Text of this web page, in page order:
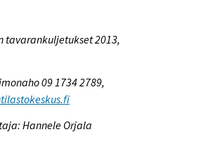
tavarankuljetukset 2013,
09 1734 2789,
Hannele Orjala